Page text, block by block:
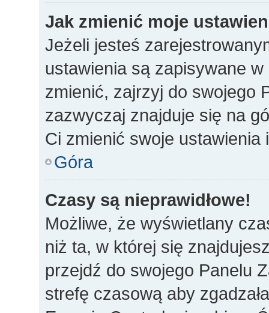
Jak zmienić moje
Jeżeli jesteś
ustawienia są zapisywane
zmienić, zajrzyj do swojego
zazwyczaj znajduje się na
Ci zmienić swoje ustawienia
Góra
Czasy są nieprawidłowe!
Możliwe, że wyświetlany
niż ta, w której się
przejdź do swojego Panelu
strefę czasową aby